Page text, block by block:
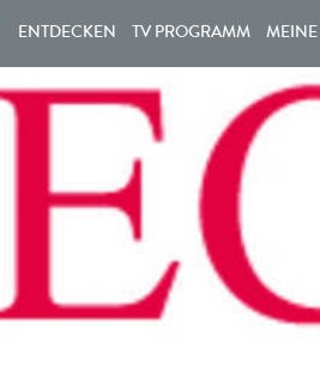
ENTDECKEN TV PROGRAMM MEINE